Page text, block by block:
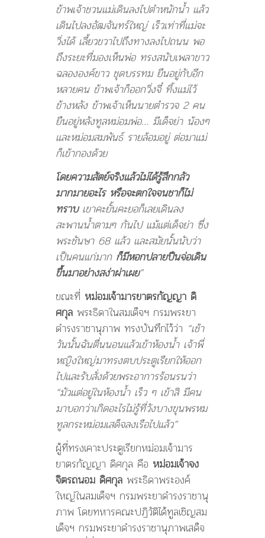
ข้าพเจ้าชวนแม่เดินลงไปตำหนักน้ำ แล้ว
เดินไปลงอัฒจันทร์ใหญ่ เร็วเท่าที่แม่จะ
วิ่งได้ เลี้ยวขวาไปถึงทางลงไปถนน พอ
ถึงระยะที่มองเห็นพ่อ ทรงสนับเพลาขาว
ฉลององค์ขาว ชุดบรรทม ยืนอยู่กับอีก
หลายคน ข้าพเจ้าก็ออกวิ่งจี๋ ทิ้งแม่ไว้
ข้างหลัง ข้าพเจ้าเห็นนายตำรวจ 2 คน
ยืนอยู่หลังทูลหม่อมพ่อ… มีเด็จย่า น้องๆ
และหม่อมสมพันธ์ รายล้อมอยู่ ต่อมาแม่
ก็เข้ากองด้วย
โดยความสัตย์จริงแล้วไม่ได้รู้สึกกลัว
มากมายอะไร หรือจะตกใจจนชาก็ไม่
ทราบเขาคะยั้นคะยอก็เลยเดินลง
สะพานน้ำตามๆ กันไป แม้แต่เด็จย่า ซึ่ง
พระชันษา 68 แล้ว และสมัยนั้นนับว่า
เป็นคนแก่มาก ก็มีหอกปลายปืนจ่อเดิน
ขึ้นมาอย่างสง่าผ่าเผย”
ขณะที่ หม่อมเจ้ามารยาตรกัญญา ดิ
ศกุล พระธิดาในสมเด็จฯ กรมพระยา
ดำรงราชานุภาพ ทรงบันทึกไว้ว่า “เช้า
วันนั้นฉันตื่นนอนแล้วเข้าห้องน้ำ เจ้าพี่
หญิงใหญ่มาทรงตบประตูเรียกให้ออก
ไปและรับสั่งด้วยพระอาการร้อนรนว่า
“มัวแต่อยู่ในห้องน้ำ เร็ว ๆ เข้าสิ มีคน
มาบอกว่าเกิดอะไรไม่รู้ที่วังบางขุนพรหม
ทูลกระหม่อมเสด็จลงเรือไปแล้ว”
ผู้ที่ทรงเคาะประตูเรียกหม่อมเจ้ามาร
ยาตรกัญญา ดิศกุล คือ หม่อมเจ้าจง
จิตรถนอม ดิศกุล พระธิดาพระองค์
ใหญ่ในสมเด็จฯ กรมพระยาดำรงราชานุ
ภาพ โดยทหารคณะปฏิวัติได้ทูลเชิญสม
เด็จฯ กรมพระยาดำรงราชานุภาพเสด็จ